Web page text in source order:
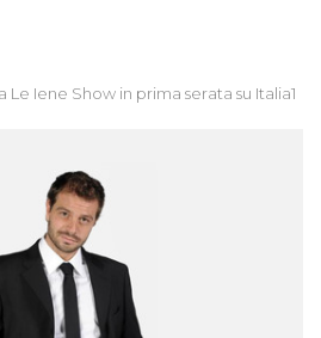
Iene Show in prima serata su Italia1